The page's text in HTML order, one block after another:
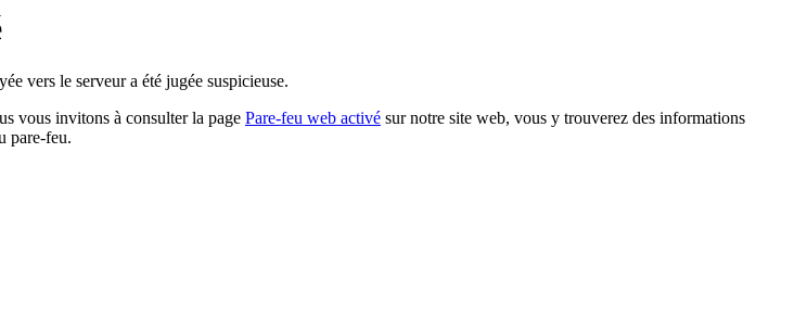
vers le serveur a été jugée suspicieuse.
vous invitons à consulter la page Pare-feu web activé sur notre site web, vous y trouverez des informations
pare-feu.